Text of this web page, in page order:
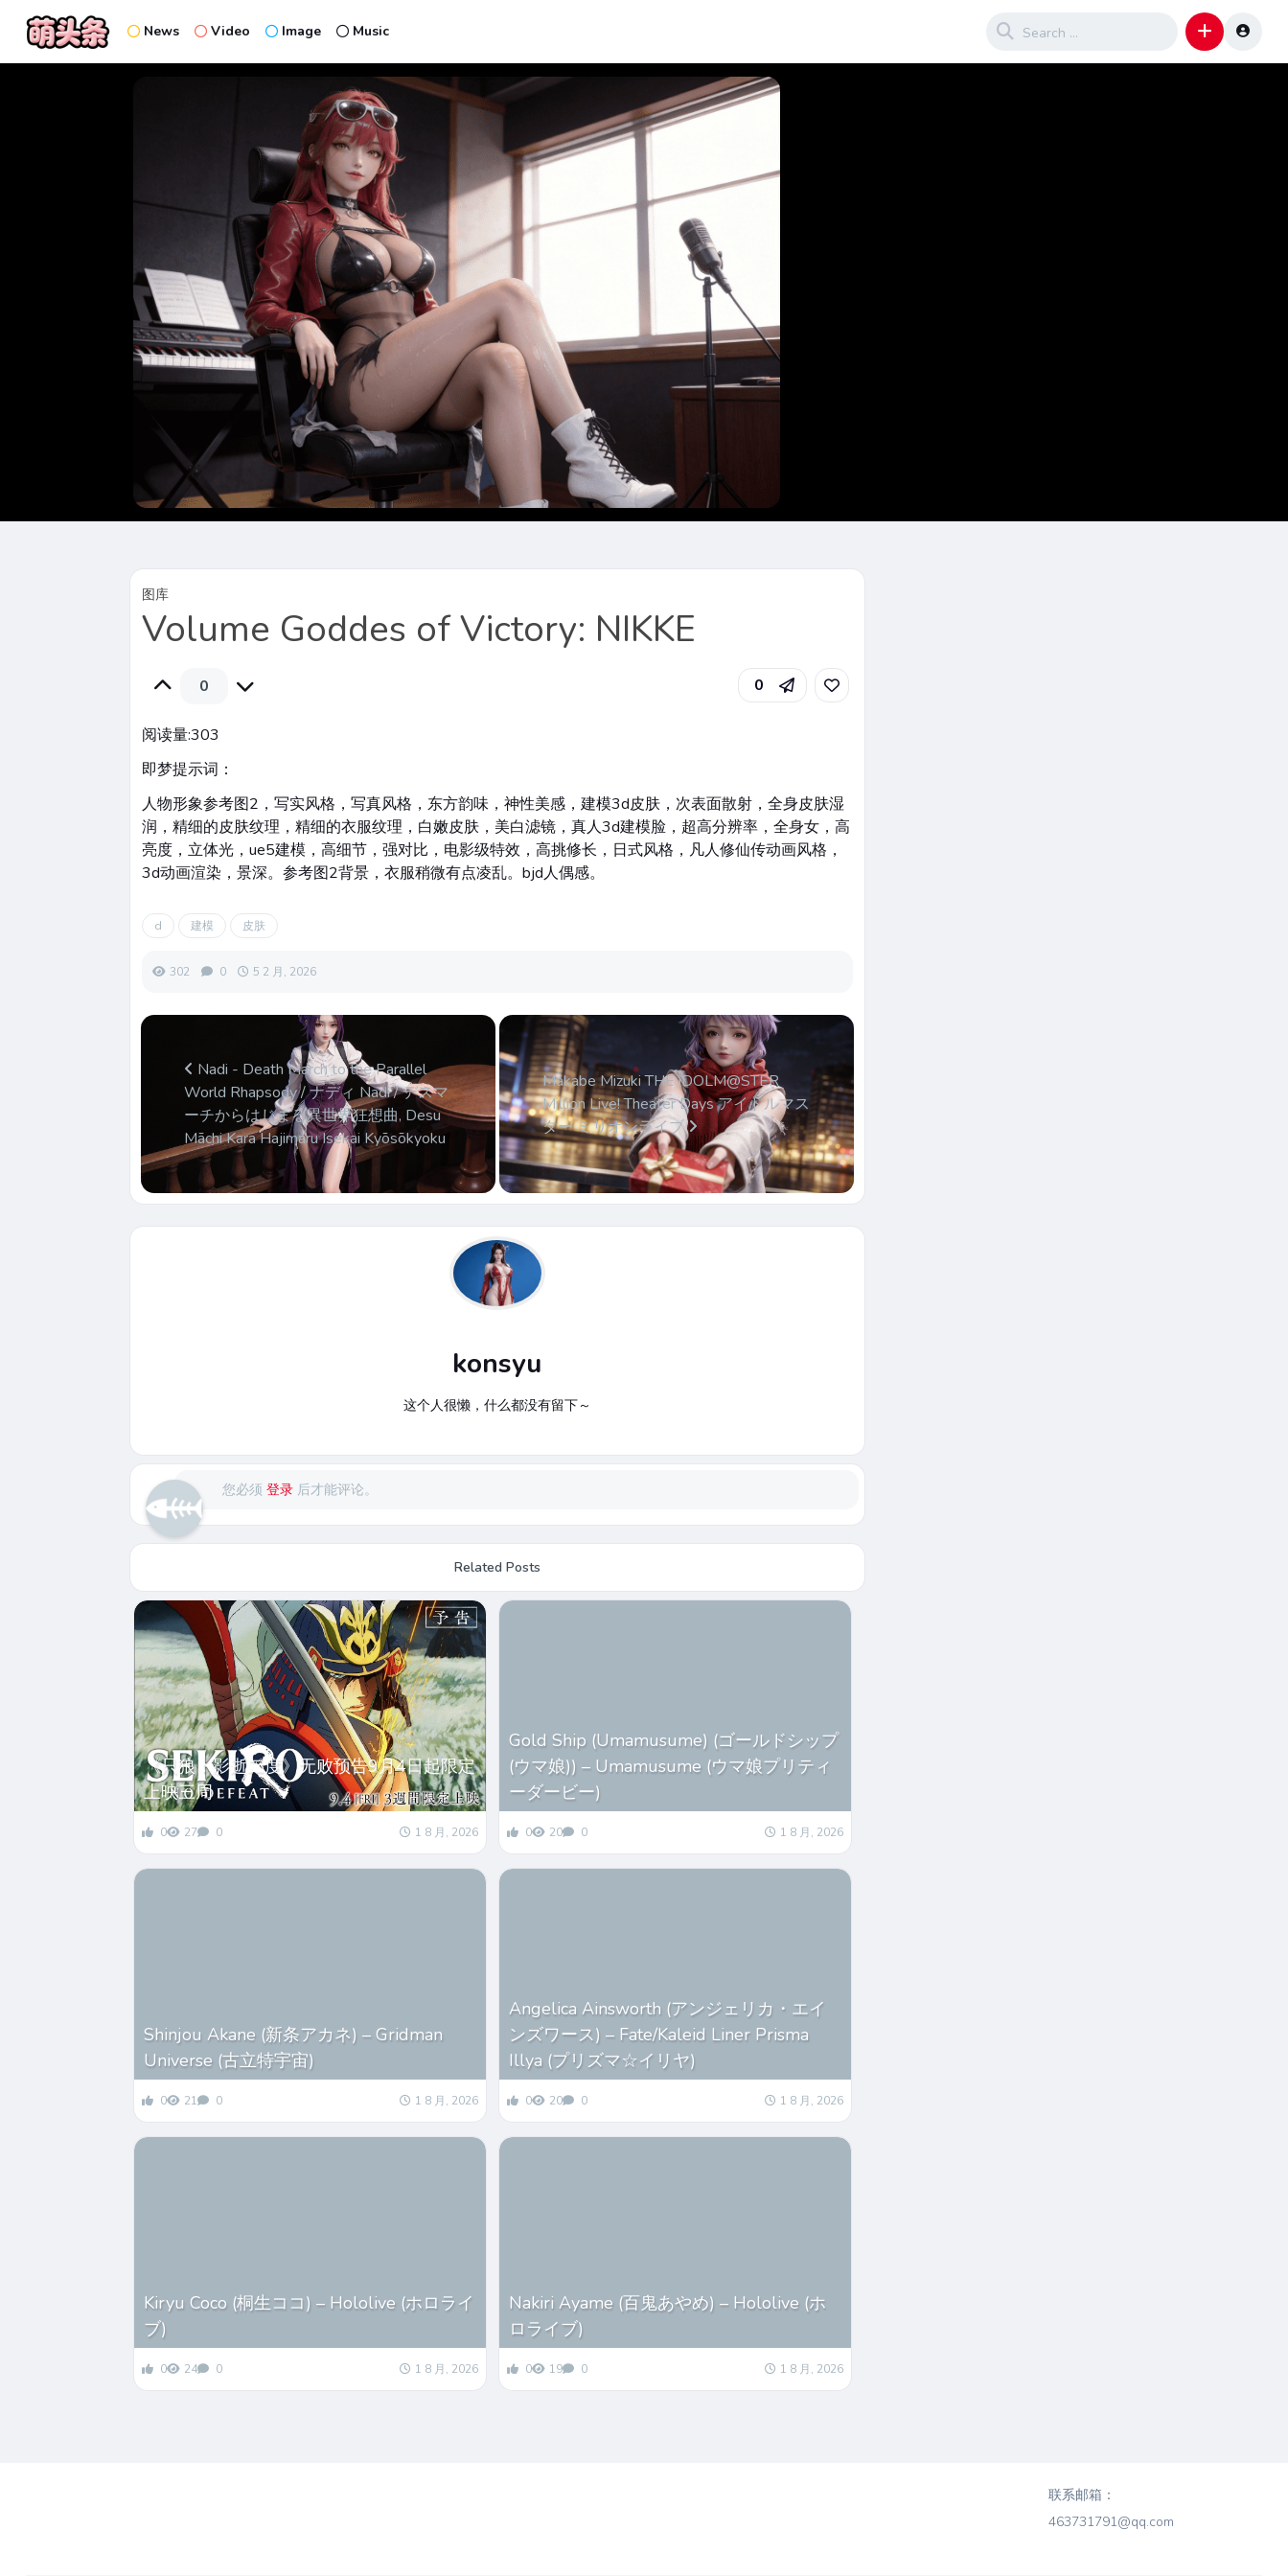
News Video Image Music
图库
Volume Goddes of Victory: NIKKE
0 0
阅读量:303
即梦提示词：
人物形象参考图2，写实风格，写真风格，东方韵味，神性美感，建模3d皮肤，次表面散射，全身皮肤湿
润，精细的皮肤纹理，精细的衣服纹理，白嫩皮肤，美白滤镜，真人3d建模脸，超高分辨率，全身女，高
亮度，立体光，ue5建模，高细节，强对比，电影级特效，高挑修长，日式风格，凡人修仙传动画风格，
3d动画渲染，景深。参考图2背景，衣服稍微有点凌乱。bjd人偶感。
d 建模 皮肤
302 0 5 2 月, 2026
Nadi - Death March to the Parallel
World Rhapsody / ナディ Nadi / デスマ
ーチからはじまる異世界狂想曲, Desu
Māchi Kara Hajimaru Isekai Kyōsōkyoku
Makabe Mizuki THE iDOLM@STER
Million Live! Theater Days アイドルマス
ター ミリオンライブ
konsyu
这个人很懒，什么都没有留下～
您必须登录 后才能评论。
Related Posts
《只狼：影逝二度》无败预告9月4日起限定
上映三周
0 27 0 1 8 月, 2026
Gold Ship (Umamusume) (ゴールドシップ
(ウマ娘)) – Umamusume (ウマ娘プリティ
ーダービー)
0 20 0 1 8 月, 2026
Shinjou Akane (新条アカネ) – Gridman
Universe (古立特宇宙)
0 21 0 1 8 月, 2026
Angelica Ainsworth (アンジェリカ・エイ
ンズワース) – Fate/Kaleid Liner Prisma
Illya (プリズマ☆イリヤ)
0 20 0 1 8 月, 2026
Kiryu Coco (桐生ココ) – Hololive (ホロライ
ブ)
0 24 0 1 8 月, 2026
Nakiri Ayame (百鬼あやめ) – Hololive (ホ
ロライブ)
0 19 0 1 8 月, 2026
联系邮箱：
463731791@qq.com